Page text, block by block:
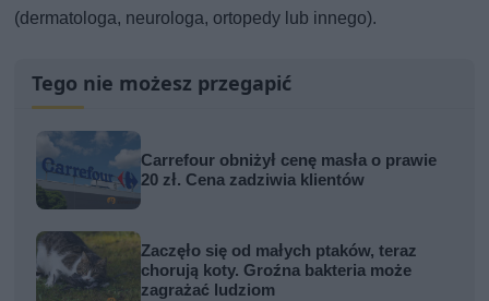
(dermatologa, neurologa, ortopedy lub innego).
Tego nie możesz przegapić
Carrefour obniżył cenę masła o prawie
20 zł. Cena zadziwia klientów
Zaczęło się od małych ptaków, teraz
chorują koty. Groźna bakteria może
zagrażać ludziom